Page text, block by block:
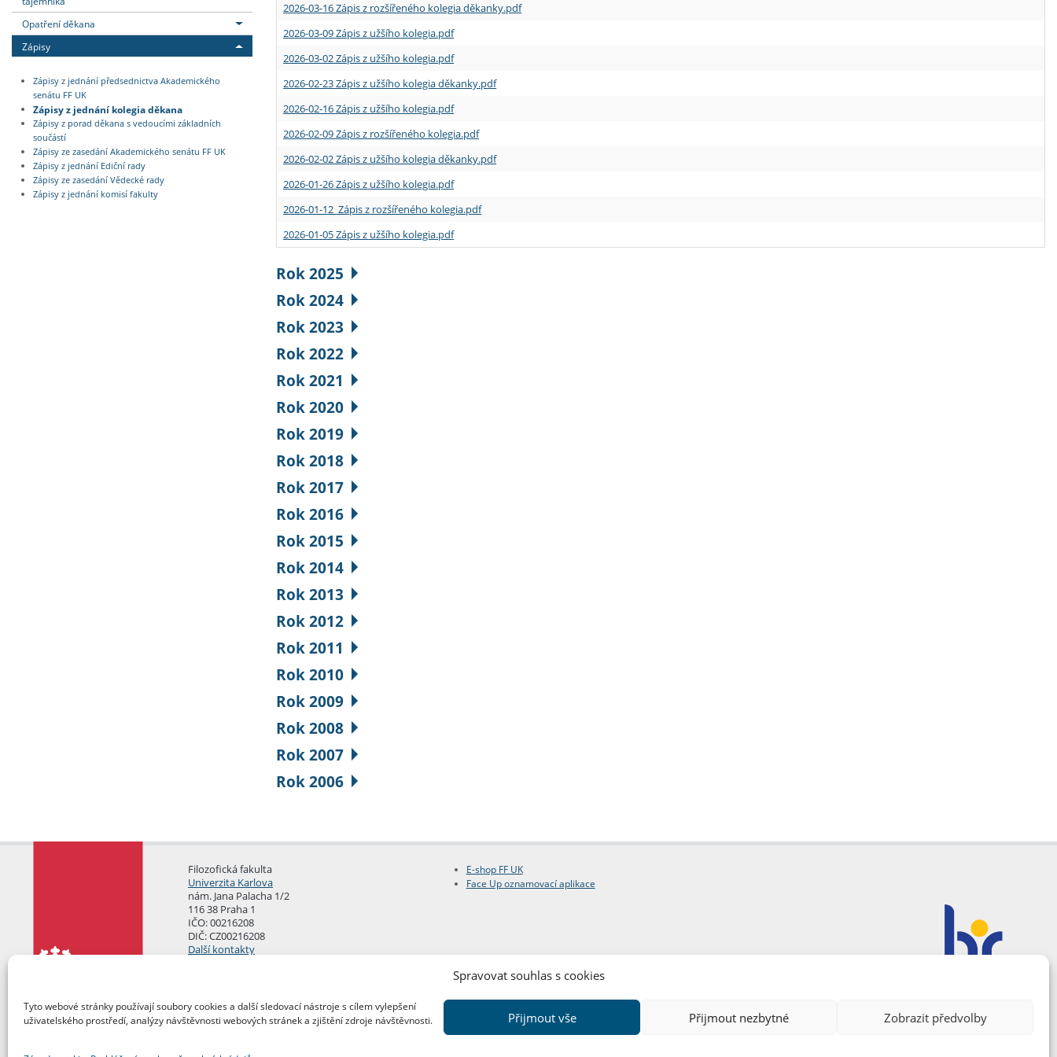
Spravovat souhlas s cookies
Tyto webové stránky používají soubory cookies a další sledovací nástroje s cílem vylepšení
uživatelského prostředí, analýzy návštěvnosti webových stránek a zjištění zdroje návštěvnosti.
Přijmout vše Přijmout nezbytné Zobrazit předvolby
Opatření děkana
Zápisy
Zápisy z jednání předsednictva Akademického
senátu FF UK
Zápisy z jednání kolegia děkana
Zápisy z porad děkana s vedoucími základních
součástí
Zápisy ze zasedání Akademického senátu FF UK
Zápisy z jednání Ediční rady
Zápisy ze zasedání Vědecké rady
Zápisy z jednání komisí fakulty
2026-03-16 Zápis z rozšířeného kolegia děkanky.pdf
2026-03-09 Zápis z užšího kolegia.pdf
2026-03-02 Zápis z užšího kolegia.pdf
2026-02-23 Zápis z užšího kolegia děkanky.pdf
2026-02-16 Zápis z užšího kolegia.pdf
2026-02-09 Zápis z rozšířeného kolegia.pdf
2026-02-02 Zápis z užšího kolegia děkanky.pdf
2026-01-26 Zápis z užšího kolegia.pdf
2026-01-12 Zápis z rozšířeného kolegia.pdf
2026-01-05 Zápis z užšího kolegia.pdf
Rok 2025
Rok 2024
Rok 2023
Rok 2022
Rok 2021
Rok 2020
Rok 2019
Rok 2018
Rok 2017
Rok 2016
Rok 2015
Rok 2014
Rok 2013
Rok 2012
Rok 2011
Rok 2010
Rok 2009
Rok 2008
Rok 2007
Rok 2006
Filozofická fakulta
Univerzita Karlova
nám. Jana Palacha 1/2
116 38 Praha 1
IČO: 00216208
DIČ: CZ00216208
Další kontakty
E-shop FF UK
Face Up oznamovací aplikace